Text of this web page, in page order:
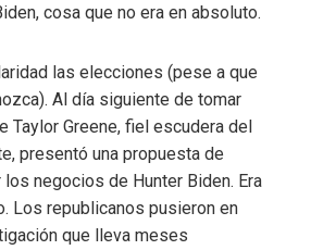
cosa que no era en absoluto.
las elecciones (pese a que
Al día siguiente de tomar
Taylor Greene, fiel escudera del
presentó una propuesta de
los negocios de Hunter Biden. Era
Los republicanos pusieron en
que lleva meses